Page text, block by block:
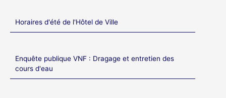
Horaires d'été de l'Hôtel de Ville
Enquête publique VNF : Dragage et entretien des
cours d'eau